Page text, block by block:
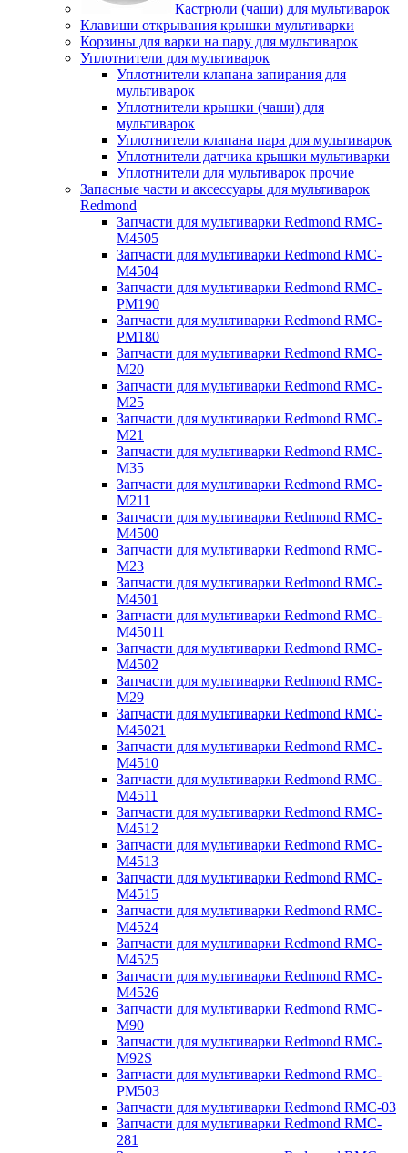
Кастрюли (чаши) для мультиварок
Клавиши открывания крышки мультиварки
Корзины для варки на пару для мультиварок
Уплотнители для мультиварок
Уплотнители клапана запирания для
мультиварок
Уплотнители крышки (чаши) для
мультиварок
Уплотнители клапана пара для мультиварок
Уплотнители датчика крышки мультиварки
Уплотнители для мультиварок прочие
Запасные части и аксессуары для мультиварок
Redmond
Запчасти для мультиварки Redmond RMC-
M4505
Запчасти для мультиварки Redmond RMC-
M4504
Запчасти для мультиварки Redmond RMC-
PM190
Запчасти для мультиварки Redmond RMC-
PM180
Запчасти для мультиварки Redmond RMC-
M20
Запчасти для мультиварки Redmond RMC-
M25
Запчасти для мультиварки Redmond RMC-
M21
Запчасти для мультиварки Redmond RMC-
M35
Запчасти для мультиварки Redmond RMC-
M211
Запчасти для мультиварки Redmond RMC-
M4500
Запчасти для мультиварки Redmond RMC-
M23
Запчасти для мультиварки Redmond RMC-
M4501
Запчасти для мультиварки Redmond RMC-
M45011
Запчасти для мультиварки Redmond RMC-
M4502
Запчасти для мультиварки Redmond RMC-
M29
Запчасти для мультиварки Redmond RMC-
M45021
Запчасти для мультиварки Redmond RMC-
M4510
Запчасти для мультиварки Redmond RMC-
M4511
Запчасти для мультиварки Redmond RMC-
M4512
Запчасти для мультиварки Redmond RMC-
M4513
Запчасти для мультиварки Redmond RMC-
M4515
Запчасти для мультиварки Redmond RMC-
M4524
Запчасти для мультиварки Redmond RMC-
M4525
Запчасти для мультиварки Redmond RMC-
M4526
Запчасти для мультиварки Redmond RMC-
M90
Запчасти для мультиварки Redmond RMC-
M92S
Запчасти для мультиварки Redmond RMC-
PM503
Запчасти для мультиварки Redmond RMC-03
Запчасти для мультиварки Redmond RMC-
281